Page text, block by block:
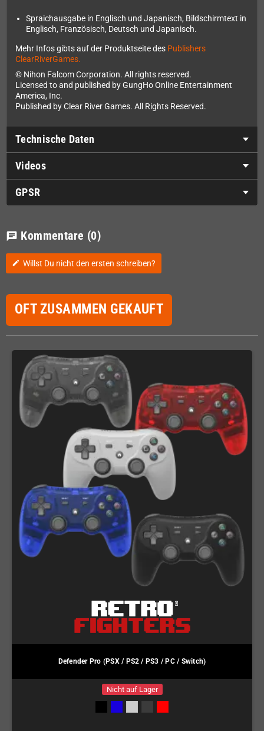
Spraichausgabe in Englisch und Japanisch, Bildschirmtext in
Englisch, Französisch, Deutsch und Japanisch.
Mehr Infos gibts auf der Produktseite des Publishers
ClearRiverGames.
© Nihon Falcom Corporation. All rights reserved.
Licensed to and published by GungHo Online Entertainment
America, Inc.
Published by Clear River Games. All Rights Reserved.
Technische Daten
Videos
GPSR
chat Kommentare (0)
edit Willst Du nicht den ersten schreiben?
OFT ZUSAMMEN GEKAUFT
Defender Pro (PSX / PS2 / PS3 / PC / Switch)
Nicht auf Lager